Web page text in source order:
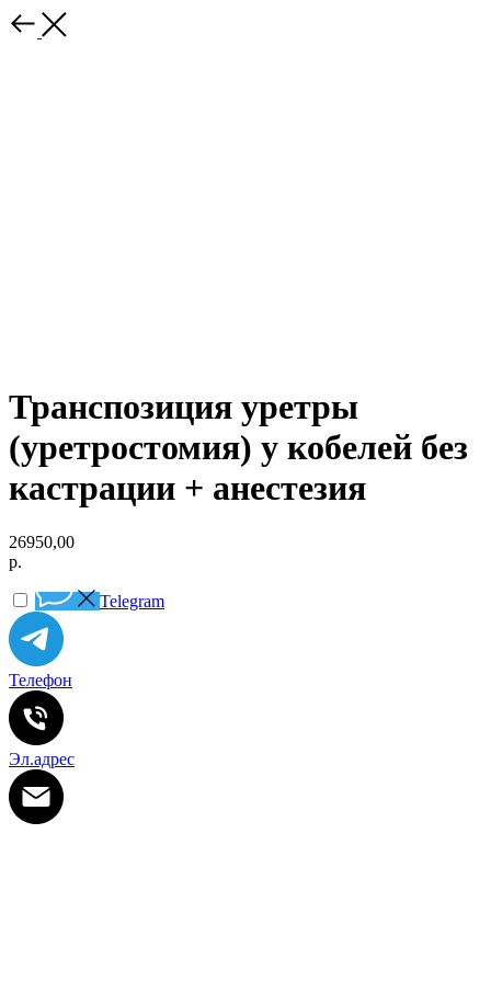
Транспозиция уретры
(уретростомия) у кобелей без
кастрации + анестезия
26950,00
р.
Telegram
Телефон
Эл.адрес